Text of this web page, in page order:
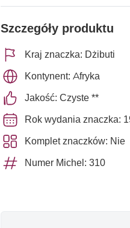
Szczegóły produktu
Kraj znaczka: Dżibuti
Kontynent: Afryka
Jakość: Czyste **
Rok wydania znaczka:
Komplet znaczków: Nie
Numer Michel: 310